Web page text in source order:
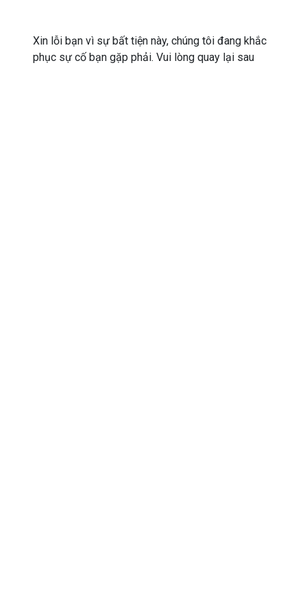
Xin lỗi bạn vì sự bất tiện này, chúng tôi đang khắc
phục sự cố bạn gặp phải. Vui lòng quay lại sau